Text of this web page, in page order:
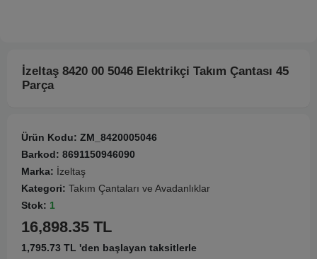
İzeltaş 8420 00 5046 Elektrikçi Takım Çantası 45
Parça
Ürün Kodu: ZM_8420005046
Barkod: 8691150946090
Marka: İzeltaş
Kategori: Takım Çantaları ve Avadanlıklar
Stok: 1
16,898.35 TL
1,795.73 TL 'den başlayan taksitlerle